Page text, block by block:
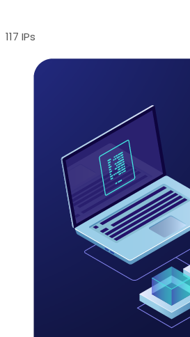
117 IPs